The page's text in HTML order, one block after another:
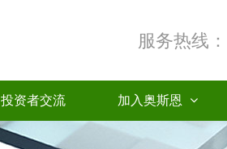
服务热线：
投资者交流 加入奥斯恩